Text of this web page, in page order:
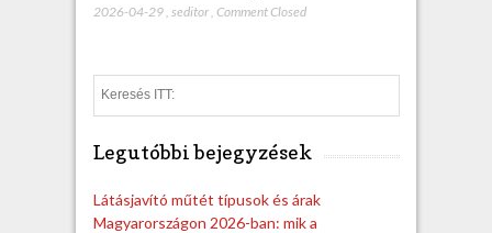
2026-04-29 seditor Comment Closed
e
Legutóbbi bejegyzések
Látásjavító műtét típusok és árak
Magyarországon 2026-ban: mik a